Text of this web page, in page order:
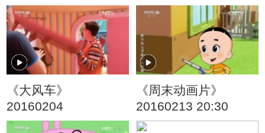
演：银河少儿电视艺
术团等
《大风车》
20160204
《周末动画片》
20160213 20:30